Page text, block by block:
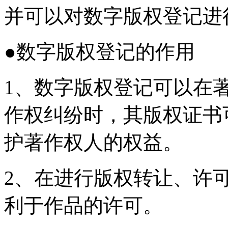
并可以对数字版权登记
●数字版权登记的作用
1、数字版权登记可以在
作权纠纷时，其版权证
护著作权人的权益。
2、在进行版权转让、许
利于作品的许可。